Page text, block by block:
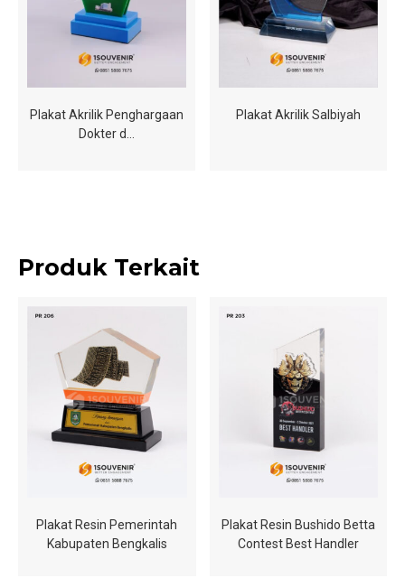
Plakat Akrilik Penghargaan
Dokter d…
Plakat Akrilik Salbiyah
Produk Terkait
Plakat Resin Pemerintah
Kabupaten Bengkalis
Plakat Resin Bushido Betta
Contest Best Handler